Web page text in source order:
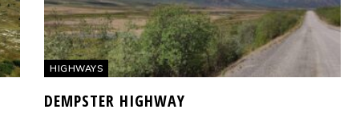
HIGHWAYS
DEMPSTER HIGHWAY